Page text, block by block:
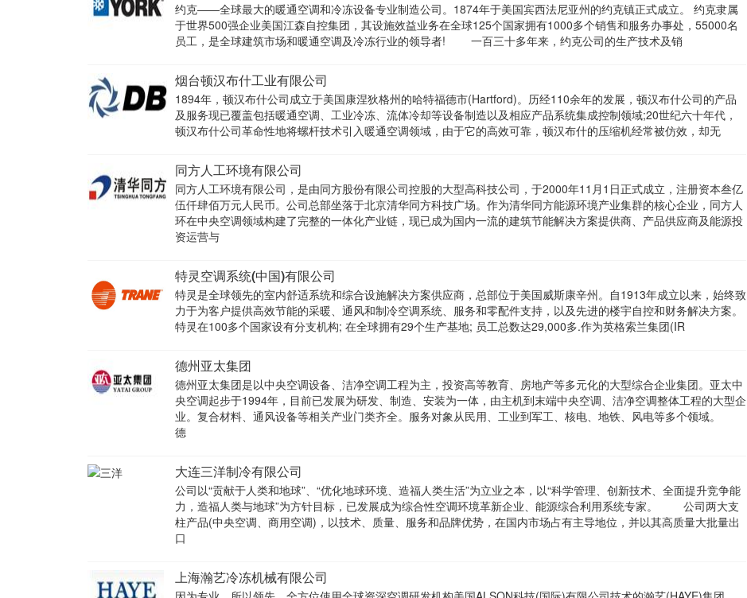
约克——全球最大的暖通空调和冷冻设备专业制造公司。1874年于美国宾西法尼亚州的约克镇正式成立。 约克隶属
于世界500强企业美国江森自控集团，其设施效益业务在全球125个国家拥有1000多个销售和服务办事处，55000名
员工，是全球建筑市场和暖通空调及冷冻行业的领导者! 一百三十多年来，约克公司的生产技术及销
烟台顿汉布什工业有限公司
1894年，顿汉布什公司成立于美国康涅狄格州的哈特福德市(Hartford)。历经110余年的发展，顿汉布什公司的产品
及服务现已覆盖包括暖通空调、工业冷冻、流体冷却等设备制造以及相应产品系统集成控制领域;20世纪六十年代，
顿汉布什公司革命性地将螺杆技术引入暖通空调领域，由于它的高效可靠，顿汉布什的压缩机经常被仿效，却无
同方人工环境有限公司
同方人工环境有限公司，是由同方股份有限公司控股的大型高科技公司，于2000年11月1日正式成立，注册资本叁亿
伍仟肆佰万元人民币。公司总部坐落于北京清华同方科技广场。作为清华同方能源环境产业集群的核心企业，同方人
环在中央空调领域构建了完整的一体化产业链，现已成为国内一流的建筑节能解决方案提供商、产品供应商及能源投
资运营与
特灵空调系统(中国)有限公司
特灵是全球领先的室内舒适系统和综合设施解决方案供应商，总部位于美国威斯康辛州。自1913年成立以来，始终致
力于为客户提供高效节能的采暖、通风和制冷空调系统、服务和零配件支持，以及先进的楼宇自控和财务解决方案。
特灵在100多个国家设有分支机构; 在全球拥有29个生产基地; 员工总数达29,000多.作为英格索兰集团(IR
德州亚太集团
德州亚太集团是以中央空调设备、洁净空调工程为主，投资高等教育、房地产等多元化的大型综合企业集团。亚太中
央空调起步于1994年，目前已发展为研发、制造、安装为一体，由主机到末端中央空调、洁净空调整体工程的大型企
业。复合材料、通风设备等相关产业门类齐全。服务对象从民用、工业到军工、核电、地铁、风电等多个领域。
德
大连三洋制冷有限公司
公司以“贡献于人类和地球”、“优化地球环境、造福人类生活”为立业之本，以“科学管理、创新技术、全面提升竞争能
力，造福人类与地球”为方针目标，已发展成为综合性空调环境革新企业、能源综合利用系统专家。 公司两大支
柱产品(中央空调、商用空调)，以技术、质量、服务和品牌优势，在国内市场占有主导地位，并以其高质量大批量出
口
上海瀚艺冷冻机械有限公司